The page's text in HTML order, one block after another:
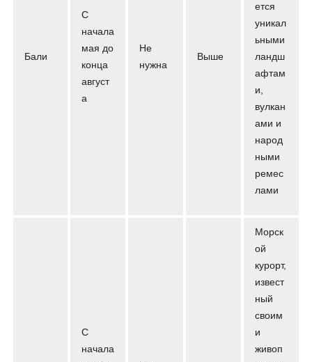
Бали
С
начала
мая до
конца
август
а
Не
нужна
Выше
ется
уникал
ьными
ландш
афтам
и,
вулкан
ами и
народ
ными
ремес
лами
С
начала
Морск
ой
курорт,
извест
ный
своим
и
живоп